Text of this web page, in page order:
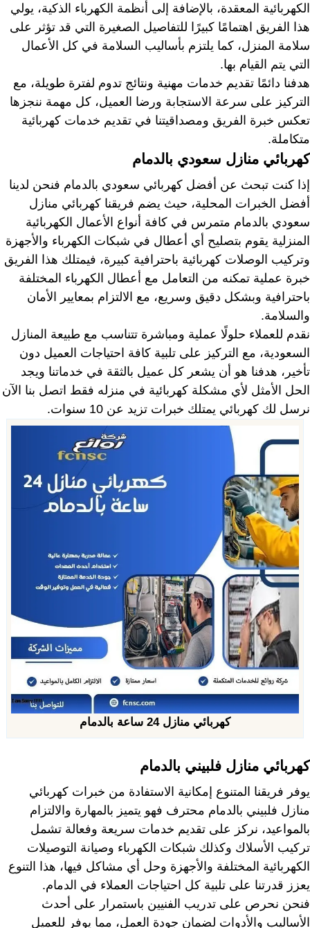
الكهربائية المعقدة، بالإضافة إلى أنظمة الكهرباء الذكية، يولي
هذا الفريق اهتمامًا كبيرًا للتفاصيل الصغيرة التي قد تؤثر على
سلامة المنزل، كما يلتزم بأساليب السلامة في كل الأعمال
التي يتم القيام بها.
هدفنا دائمًا تقديم خدمات مهنية ونتائج تدوم لفترة طويلة، مع
التركيز على سرعة الاستجابة ورضا العميل، كل مهمة ننجزها
تعكس خبرة الفريق ومصداقيتنا في تقديم خدمات كهربائية
متكاملة.
كهربائي منازل سعودي بالدمام
إذا كنت تبحث عن أفضل كهربائي سعودي بالدمام فنحن لدينا
أفضل الخبرات المحلية، حيث يضم فريقنا كهربائي منازل
سعودي بالدمام متمرس في كافة أنواع الأعمال الكهربائية
المنزلية يقوم بتصليح أي أعطال في شبكات الكهرباء والأجهزة
وتركيب الوصلات كهربائية باحترافية كبيرة، فيمتلك هذا الفريق
خبرة عملية تمكنه من التعامل مع أعطال الكهرباء المختلفة
باحترافية وبشكل دقيق وسريع، مع الالتزام بمعايير الأمان
والسلامة.
نقدم للعملاء حلولًا عملية ومباشرة تتناسب مع طبيعة المنازل
السعودية، مع التركيز على تلبية كافة احتياجات العميل دون
تأخير، هدفنا هو أن يشعر كل عميل بالثقة في خدماتنا ويجد
الحل الأمثل لأي مشكلة كهربائية في منزله فقط اتصل بنا الآن
نرسل لك كهربائي يمتلك خبرات تزيد عن 10 سنوات.
كهربائي منازل 24 ساعة بالدمام
كهربائي منازل فلبيني بالدمام
يوفر فريقنا المتنوع إمكانية الاستفادة من خبرات كهربائي
منازل فلبيني بالدمام محترف فهو يتميز بالمهارة والالتزام
بالمواعيد، نركز على تقديم خدمات سريعة وفعالة تشمل
تركيب الأسلاك وكذلك شبكات الكهرباء وصيانة التوصيلات
الكهربائية المختلفة والأجهزة وحل أي مشاكل فيها، هذا التنوع
يعزز قدرتنا على تلبية كل احتياجات العملاء في الدمام.
فنحن نحرص على تدريب الفنيين باستمرار على أحدث
الأساليب والأدوات لضمان جودة العمل، مما يوفر للعميل